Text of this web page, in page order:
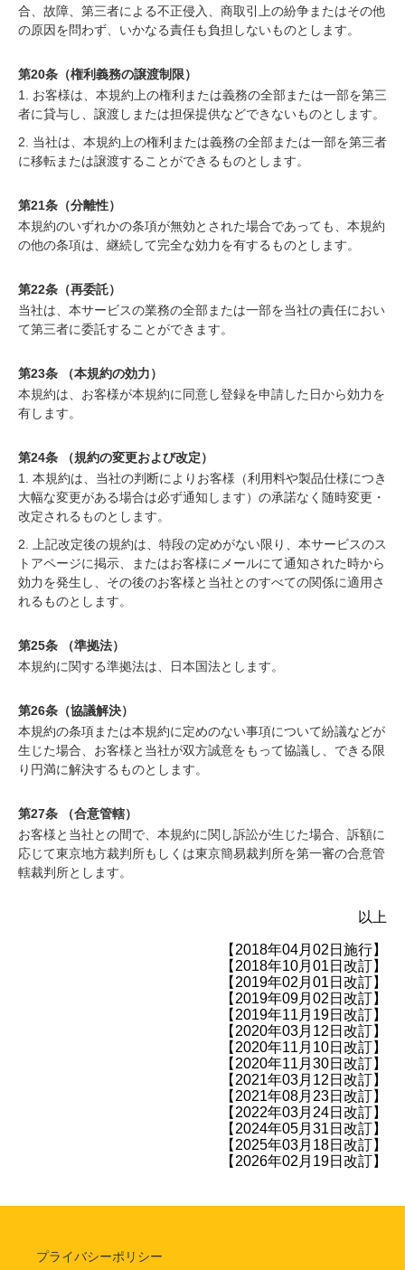
合、故障、第三者による不正侵入、商取引上の紛争またはその他
の原因を問わず、いかなる責任も負担しないものとします。
第20条（権利義務の譲渡制限）
1. お客様は、本規約上の権利または義務の全部または一部を第三
者に貸与し、譲渡しまたは担保提供などできないものとします。
2. 当社は、本規約上の権利または義務の全部または一部を第三者
に移転または譲渡することができるものとします。
第21条（分離性）
本規約のいずれかの条項が無効とされた場合であっても、本規約
の他の条項は、継続して完全な効力を有するものとします。
第22条（再委託）
当社は、本サービスの業務の全部または一部を当社の責任におい
て第三者に委託することができます。
第23条 （本規約の効力）
本規約は、お客様が本規約に同意し登録を申請した日から効力を
有します。
第24条 （規約の変更および改定）
1. 本規約は、当社の判断によりお客様（利用料や製品仕様につき
大幅な変更がある場合は必ず通知します）の承諾なく随時変更・
改定されるものとします。
2. 上記改定後の規約は、特段の定めがない限り、本サービスのス
トアページに掲示、またはお客様にメールにて通知された時から
効力を発生し、その後のお客様と当社とのすべての関係に適用さ
れるものとします。
第25条 （準拠法）
本規約に関する準拠法は、日本国法とします。
第26条（協議解決）
本規約の条項または本規約に定めのない事項について紛議などが
生じた場合、お客様と当社が双方誠意をもって協議し、できる限
り円満に解決するものとします。
第27条 （合意管轄）
お客様と当社との間で、本規約に関し訴訟が生じた場合、訴額に
応じて東京地方裁判所もしくは東京簡易裁判所を第一審の合意管
轄裁判所とします。
以上
【2018年04月02日施行】
【2018年10月01日改訂】
【2019年02月01日改訂】
【2019年09月02日改訂】
【2019年11月19日改訂】
【2020年03月12日改訂】
【2020年11月10日改訂】
【2020年11月30日改訂】
【2021年03月12日改訂】
【2021年08月23日改訂】
【2022年03月24日改訂】
【2024年05月31日改訂】
【2025年03月18日改訂】
【2026年02月19日改訂】
プライバシーポリシー